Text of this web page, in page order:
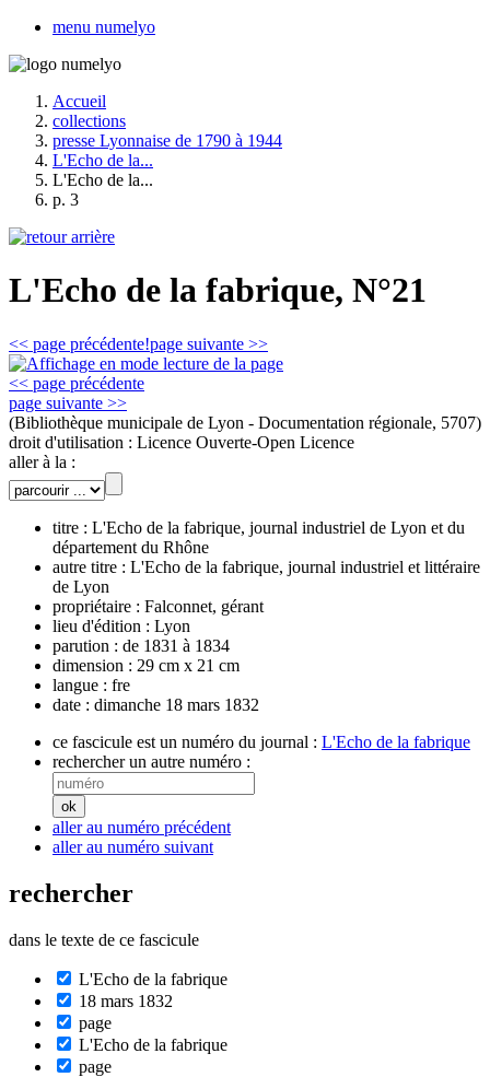
menu numelyo
Accueil
collections
presse Lyonnaise de 1790 à 1944
L'Echo de la...
L'Echo de la...
p. 3
L'Echo de la fabrique, N°21
<< page précédente!page suivante >>
<< page précédente
page suivante >>
(Bibliothèque municipale de Lyon - Documentation régionale, 5707)
droit d'utilisation : Licence Ouverte-Open Licence
aller à la :
titre : L'Echo de la fabrique, journal industriel de Lyon et du
département du Rhône
autre titre : L'Echo de la fabrique, journal industriel et littéraire
de Lyon
propriétaire : Falconnet, gérant
lieu d'édition : Lyon
parution : de 1831 à 1834
dimension : 29 cm x 21 cm
langue : fre
date : dimanche 18 mars 1832
ce fascicule est un numéro du journal : L'Echo de la fabrique
rechercher un autre numéro :
aller au numéro précédent
aller au numéro suivant
rechercher
dans le texte de ce fascicule
L'Echo de la fabrique
18 mars 1832
page
L'Echo de la fabrique
page